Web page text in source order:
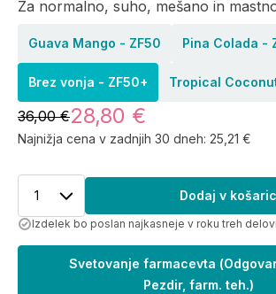
Za normalno, suho, mešano in
Guava Mango - ZF50 Pina Colada -
Brez vonja - ZF50+ Tropical
36,00 €28,80 €
Najnižja cena v zadnjih 30 dneh: 25,21 €
1 Dodaj v
Izdelek bo poslan najkasneje v roku treh
Svetovanje farmacevta (
Pezdir, farm. teh.)